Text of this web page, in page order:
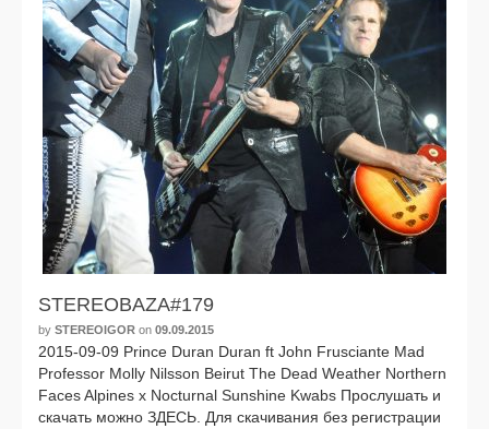
STEREOBAZA#179
by STEREOIGOR on 09.09.2015
2015-09-09 Prince Duran Duran ft John Frusciante Mad
Professor Molly Nilsson Beirut The Dead Weather Northern
Faces Alpines x Nocturnal Sunshine Kwabs Прослушать и
ска­чать мож­но ЗДЕСЬ. Для ска­чи­ва­ния без реги­стра­ции